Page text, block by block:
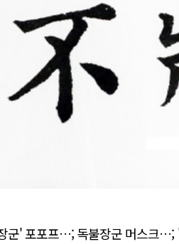
군' 포포프…; 독불장군 머스크…;